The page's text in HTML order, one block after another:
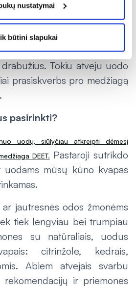
nustatymai
būtini slapukai
į gamtą rinktis šviesių
krentančius drabužius,
daugiau kūno, o auštant ir
yra aktyviausi) rinktis
Tokiu atveju uodo
prasiskverbs pro medžiagą
pasirinkti?
uodų, siūlyčiau atkreipti dėmesį
DEET. Pastaroji sutrikdo
mūsų kūno kvapas
ar jautresnės odos žmonėms
tiek lengviau bei trumpiau
su natūraliais, uodus
citrinžole, kedrais,
Abiem atvejais svarbu
rekomendacijų ir priemones